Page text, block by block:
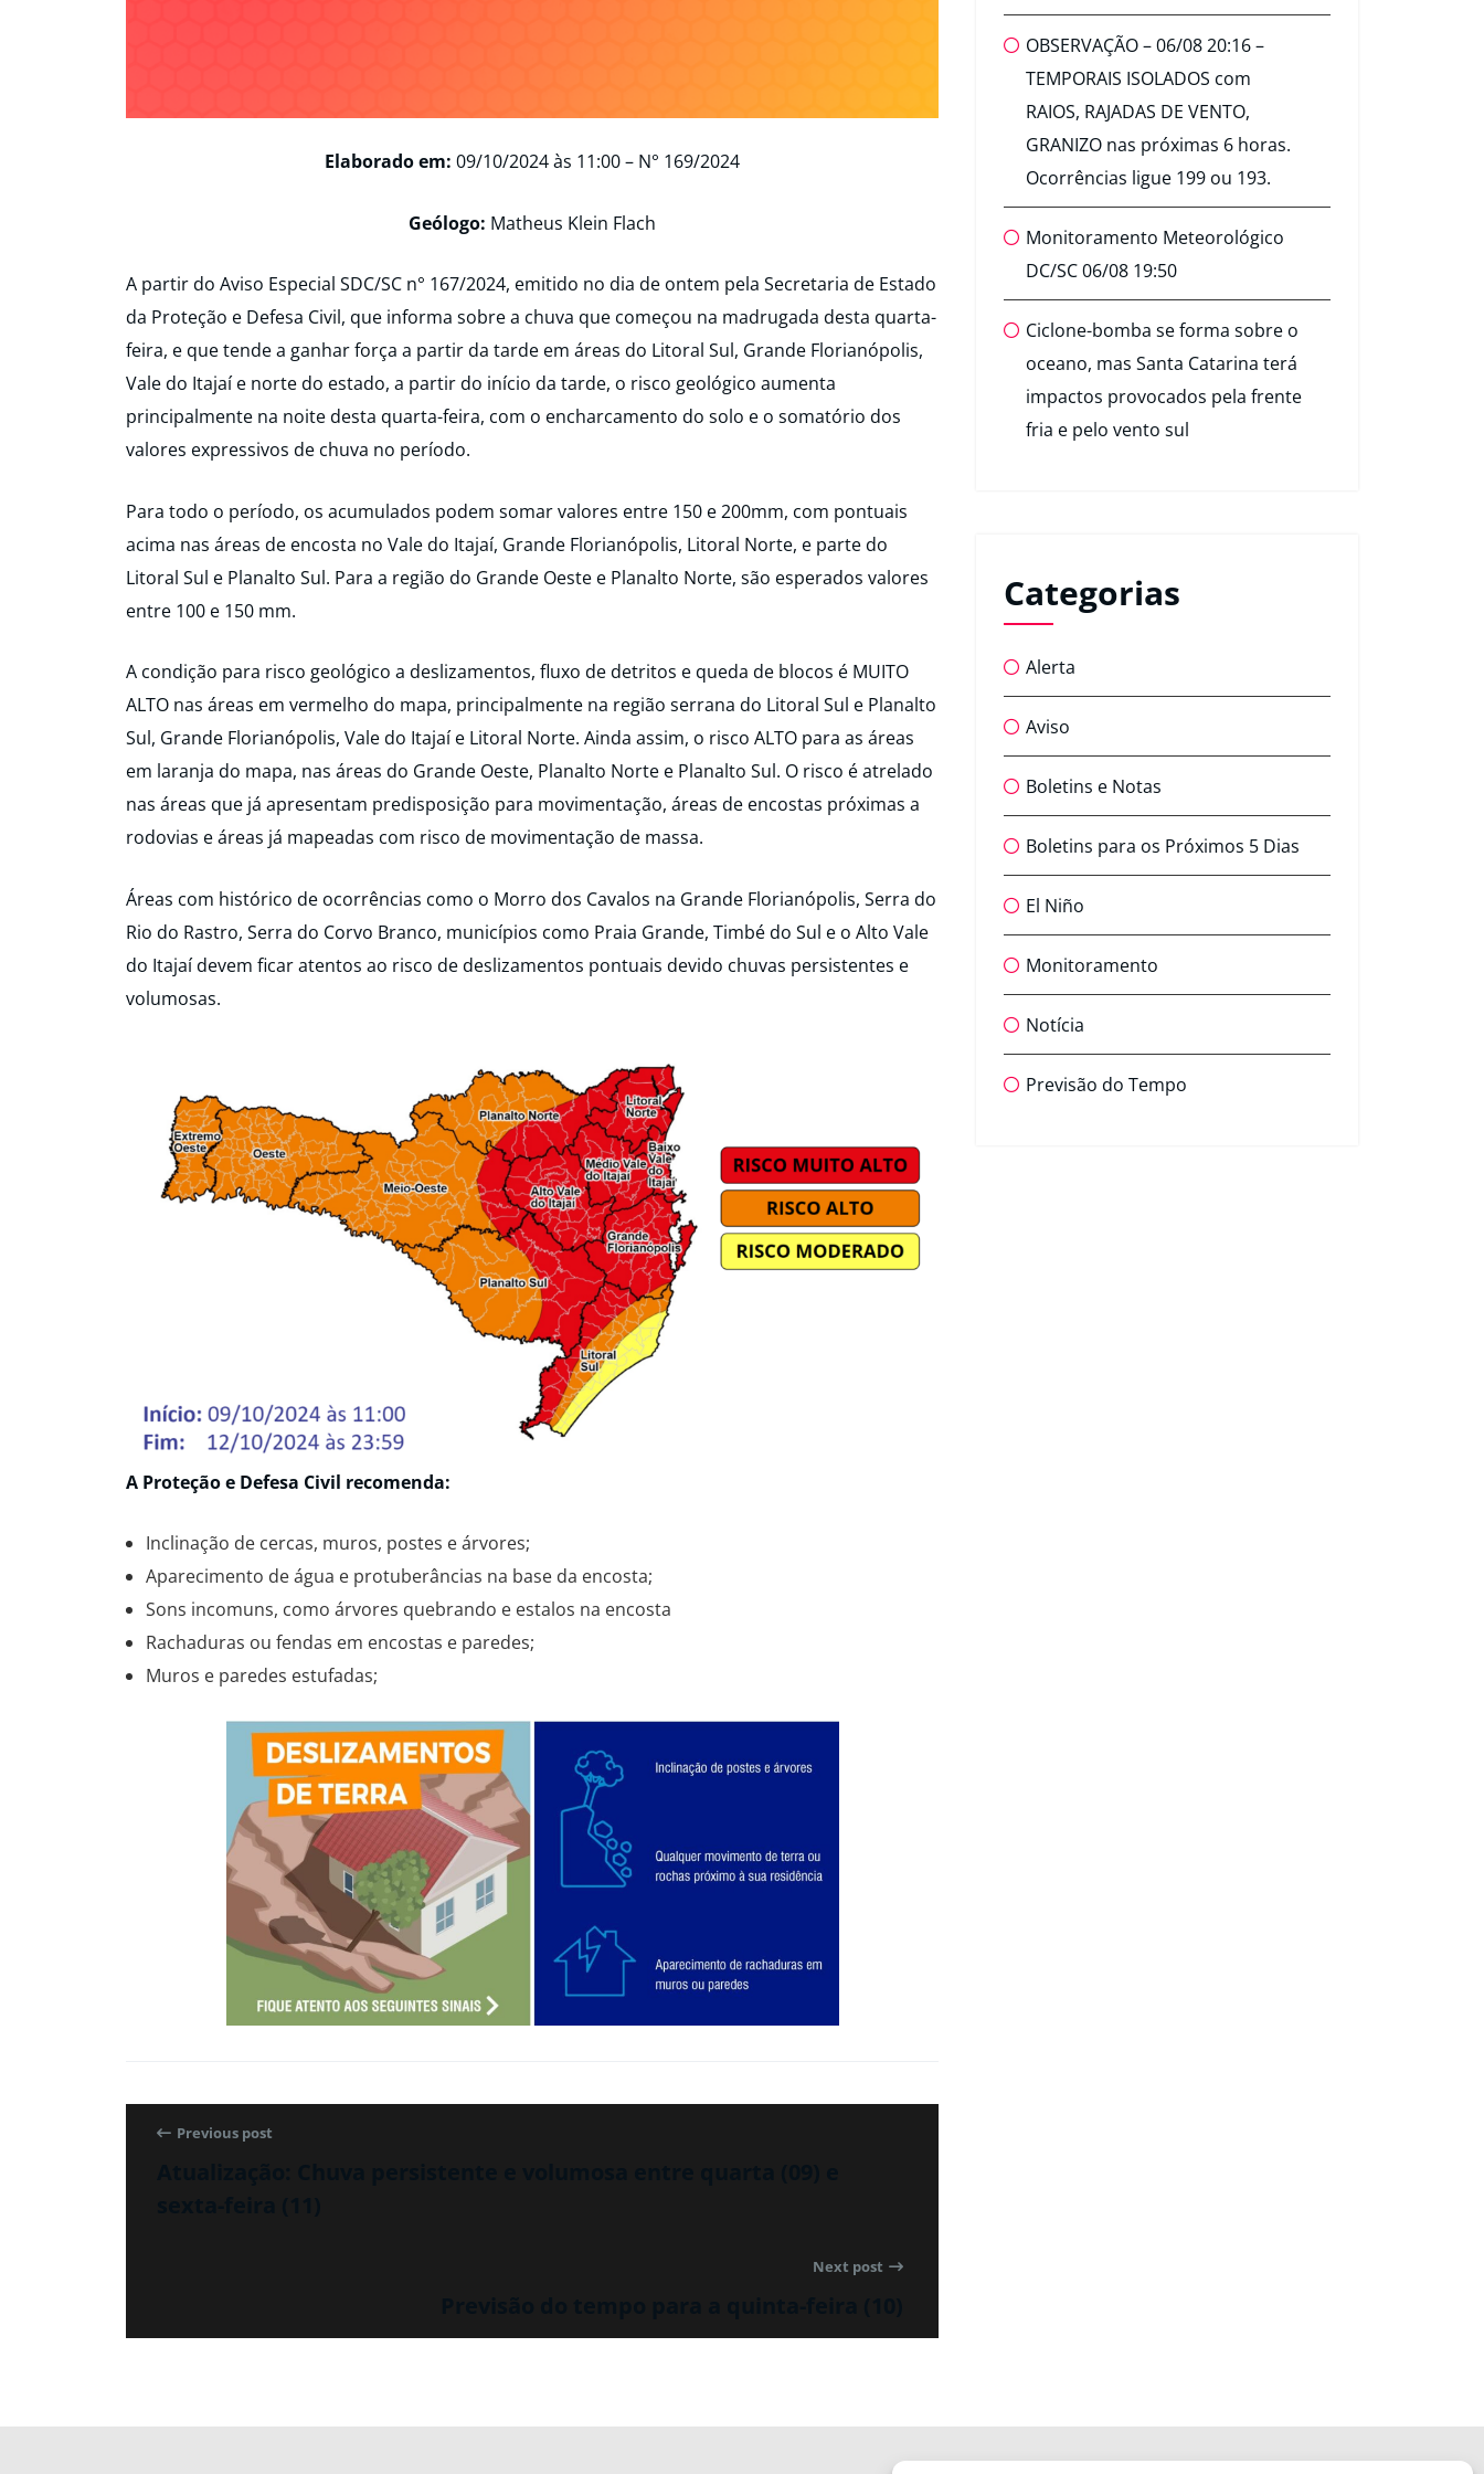
Elaborado em: 09/10/2024 às 11:00 – N° 169/2024
Geólogo: Matheus Klein Flach
A partir do Aviso Especial SDC/SC n° 167/2024, emitido no dia de ontem pela Secretaria de Estado
da Proteção e Defesa Civil, que informa sobre a chuva que começou na madrugada desta quarta-
feira, e que tende a ganhar força a partir da tarde em áreas do Litoral Sul, Grande Florianópolis,
Vale do Itajaí e norte do estado, a partir do início da tarde, o risco geológico aumenta
principalmente na noite desta quarta-feira, com o encharcamento do solo e o somatório dos
valores expressivos de chuva no período.
Para todo o período, os acumulados podem somar valores entre 150 e 200mm, com pontuais
acima nas áreas de encosta no Vale do Itajaí, Grande Florianópolis, Litoral Norte, e parte do
Litoral Sul e Planalto Sul. Para a região do Grande Oeste e Planalto Norte, são esperados valores
entre 100 e 150 mm.
A condição para risco geológico a deslizamentos, fluxo de detritos e queda de blocos é MUITO
ALTO nas áreas em vermelho do mapa, principalmente na região serrana do Litoral Sul e Planalto
Sul, Grande Florianópolis, Vale do Itajaí e Litoral Norte. Ainda assim, o risco ALTO para as áreas
em laranja do mapa, nas áreas do Grande Oeste, Planalto Norte e Planalto Sul. O risco é atrelado
nas áreas que já apresentam predisposição para movimentação, áreas de encostas próximas a
rodovias e áreas já mapeadas com risco de movimentação de massa.
Áreas com histórico de ocorrências como o Morro dos Cavalos na Grande Florianópolis, Serra do
Rio do Rastro, Serra do Corvo Branco, municípios como Praia Grande, Timbé do Sul e o Alto Vale
do Itajaí devem ficar atentos ao risco de deslizamentos pontuais devido chuvas persistentes e
volumosas.
A Proteção e Defesa Civil recomenda:
Inclinação de cercas, muros, postes e árvores;
Aparecimento de água e protuberâncias na base da encosta;
Sons incomuns, como árvores quebrando e estalos na encosta
Rachaduras ou fendas em encostas e paredes;
Muros e paredes estufadas;
Previous post
Next post
OBSERVAÇÃO – 06/08 20:16 –
TEMPORAIS ISOLADOS com
RAIOS, RAJADAS DE VENTO,
GRANIZO nas próximas 6 horas.
Ocorrências ligue 199 ou 193.
Monitoramento Meteorológico
DC/SC 06/08 19:50
Ciclone-bomba se forma sobre o
oceano, mas Santa Catarina terá
impactos provocados pela frente
fria e pelo vento sul
Categorias
Alerta
Aviso
Boletins e Notas
Boletins para os Próximos 5 Dias
El Niño
Monitoramento
Notícia
Previsão do Tempo